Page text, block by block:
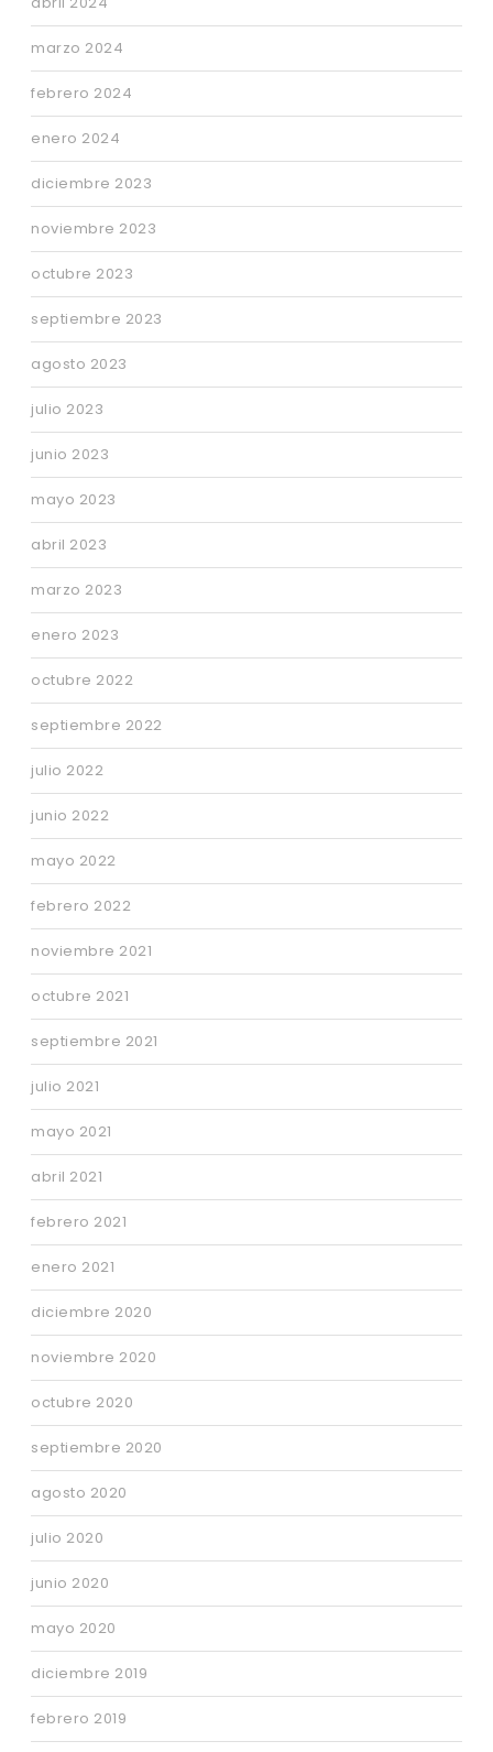
marzo 2024
febrero 2024
enero 2024
diciembre 2023
noviembre 2023
octubre 2023
septiembre 2023
agosto 2023
julio 2023
junio 2023
mayo 2023
abril 2023
marzo 2023
enero 2023
octubre 2022
septiembre 2022
julio 2022
junio 2022
mayo 2022
febrero 2022
noviembre 2021
octubre 2021
septiembre 2021
julio 2021
mayo 2021
abril 2021
febrero 2021
enero 2021
diciembre 2020
noviembre 2020
octubre 2020
septiembre 2020
agosto 2020
julio 2020
junio 2020
mayo 2020
diciembre 2019
febrero 2019